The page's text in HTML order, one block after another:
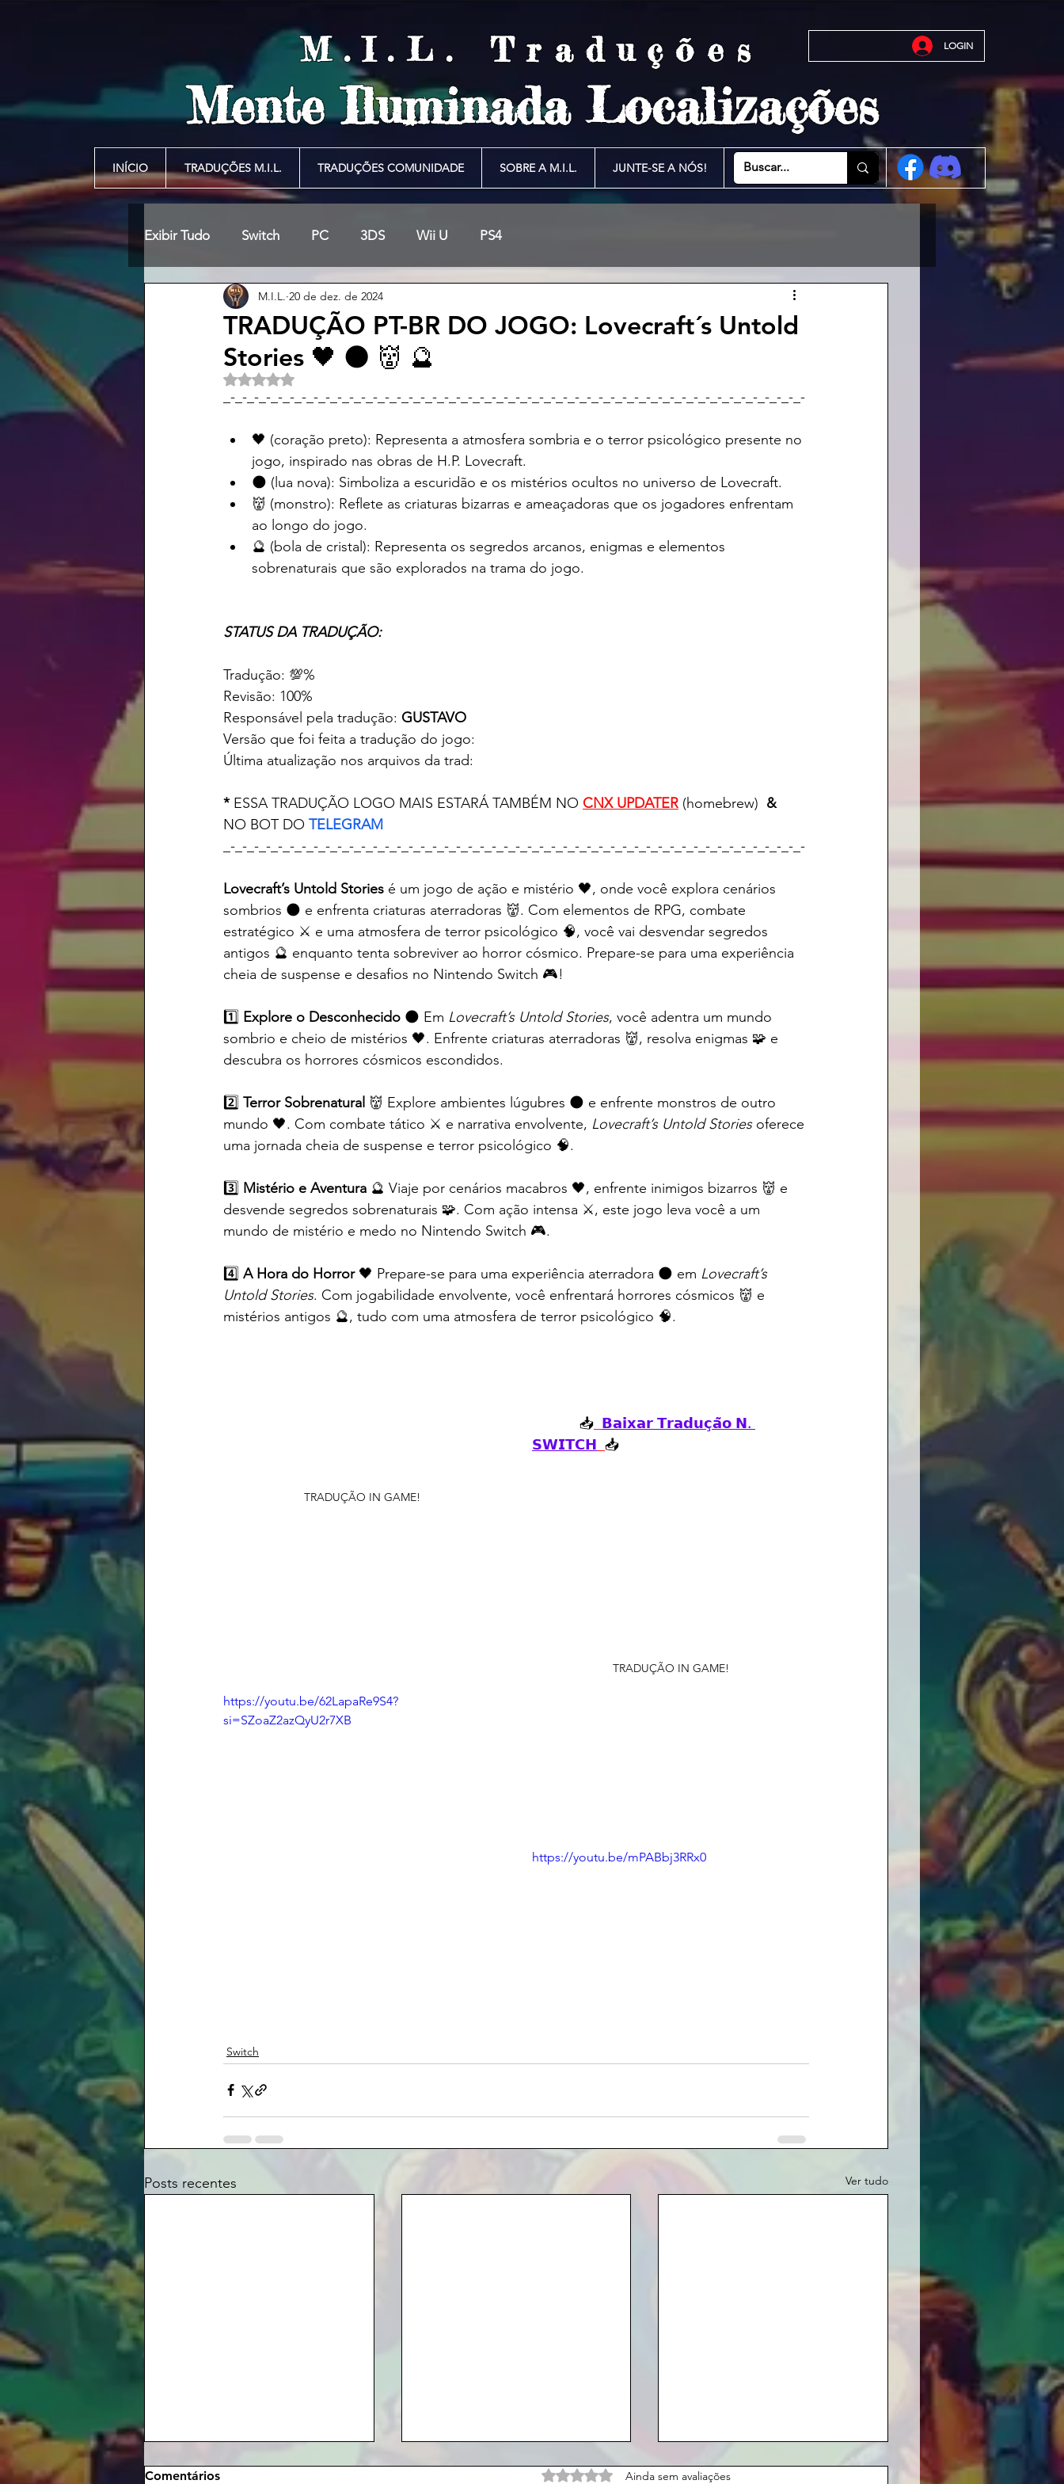
M.I.L. Traduções
Mente Iluminada Localizações
LOGIN
INÍCIO TRADUÇÕES M.I.L. TRADUÇÕES COMUNIDADE SOBRE A M.I.L. JUNTE-SE A NÓS!
Exibir Tudo Switch PC 3DS Wii U PS4
TRADUÇÃO PT-BR DO JOGO: Lovecraft´s Untold
Stories 🖤 🌑 👹 🔮
M.I.L. 20 de dez. de 2024
Avaliado com NaN de 5 estrelas.
_-_-_-_-_-_-_-_-_-_-_-_-_-_-_-_-_-_-_-_-_-_-_-_-_-_-_-_-_-_-_-_-_-_-_-_-_-_-_-_-_-_-_-_-_-_-_-_-_-
🖤 (coração preto): Representa a atmosfera sombria e o terror psicológico presente no
jogo, inspirado nas obras de H.P. Lovecraft.
🌑 (lua nova): Simboliza a escuridão e os mistérios ocultos no universo de Lovecraft.
👹 (monstro): Reflete as criaturas bizarras e ameaçadoras que os jogadores enfrentam
ao longo do jogo.
🔮 (bola de cristal): Representa os segredos arcanos, enigmas e elementos
sobrenaturais que são explorados na trama do jogo.
STATUS DA TRADUÇÃO:
Responsável pela tradução: GUSTAVO
Versão que foi feita a tradução do jogo:
Última atualização nos arquivos da trad:
* ESSA TRADUÇÃO LOGO MAIS ESTARÁ TAMBÉM NO CNX UPDATER (homebrew) &
NO BOT DO TELEGRAM
_-_-_-_-_-_-_-_-_-_-_-_-_-_-_-_-_-_-_-_-_-_-_-_-_-_-_-_-_-_-_-_-_-_-_-_-_-_-_-_-_-_-_-_-_-_-_-_-_-
Lovecraft’s Untold Stories é um jogo de ação e mistério 🖤, onde você explora cenários
sombrios 🌑 e enfrenta criaturas aterradoras 👹. Com elementos de RPG, combate
estratégico ⚔️ e uma atmosfera de terror psicológico 🧠, você vai desvendar segredos
antigos 🔮 enquanto tenta sobreviver ao horror cósmico. Prepare-se para uma experiência
cheia de suspense e desafios no Nintendo Switch 🎮!
1️⃣ Explore o Desconhecido 🌑 Em Lovecraft’s Untold Stories, você adentra um mundo
sombrio e cheio de mistérios 🖤. Enfrente criaturas aterradoras 👹, resolva enigmas 🧩 e
descubra os horrores cósmicos escondidos.
2️⃣ Terror Sobrenatural 👹 Explore ambientes lúgubres 🌑 e enfrente monstros de outro
mundo 🖤. Com combate tático ⚔️ e narrativa envolvente, Lovecraft’s Untold Stories oferece
uma jornada cheia de suspense e terror psicológico 🧠.
3️⃣ Mistério e Aventura 🔮 Viaje por cenários macabros 🖤, enfrente inimigos bizarros 👹 e
desvende segredos sobrenaturais 🧩. Com ação intensa ⚔️, este jogo leva você a um
mundo de mistério e medo no Nintendo Switch 🎮.
4️⃣ A Hora do Horror 🖤 Prepare-se para uma experiência aterradora 🌑 em Lovecraft’s
Untold Stories. Com jogabilidade envolvente, você enfrentará horrores cósmicos 👹 e
mistérios antigos 🔮, tudo com uma atmosfera de terror psicológico 🧠.
TRADUÇÃO IN GAME!
TRADUÇÃO IN GAME!
📥 𝗕𝗮𝗶𝘅𝗮𝗿 𝗧𝗿𝗮𝗱𝘂𝗰̧𝗮̃𝗼 𝗡.
𝗦𝗪𝗜𝗧𝗖𝗛 📥
https://youtu.be/62LapaRe9S4?
si=SZoaZ2azQyU2r7XB
https://youtu.be/mPABbj3RRx0
Switch
Posts recentes Ver tudo
Comentários Avaliado com 0 de 5 estrelas.
Ainda sem avaliações